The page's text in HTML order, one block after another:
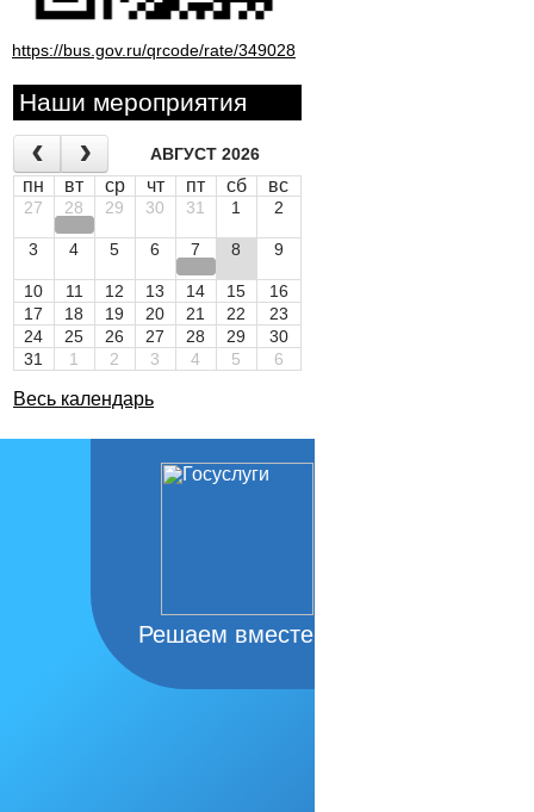
https://bus.gov.ru/qrcode/rate/349028
Наши мероприятия
АВГУСТ 2026
пн вт ср чт пт сб вс
27 28 29 30 31 1 2
3 4 5 6 7 8 9
10 11 12 13 14 15
16
17
18 19 20 21 22
23
24
25 26 27 28 29
30
31
1 2 3 4 5 6
Весь календарь
Решаем вместе